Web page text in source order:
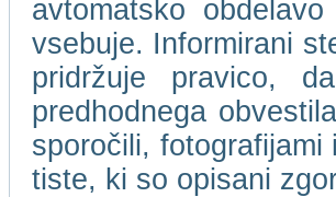
avtomatsko
vsebuje. Informirani
pridržuje pravico,
predhodnega
sporočili,
tiste, ki so opisani